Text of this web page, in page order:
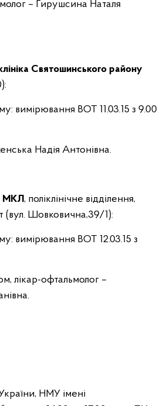
– Гирушсина Наталя
Святошинського району
вимірювання ВОТ 11.03.15 з 9.00
Надія Антонівна.
МКЛ, поліклінічне відділення,
(вул. Шовковична,39/1):
вимірювання ВОТ 12.03.15 з
лікар-офтальмолог –
НМУ імені